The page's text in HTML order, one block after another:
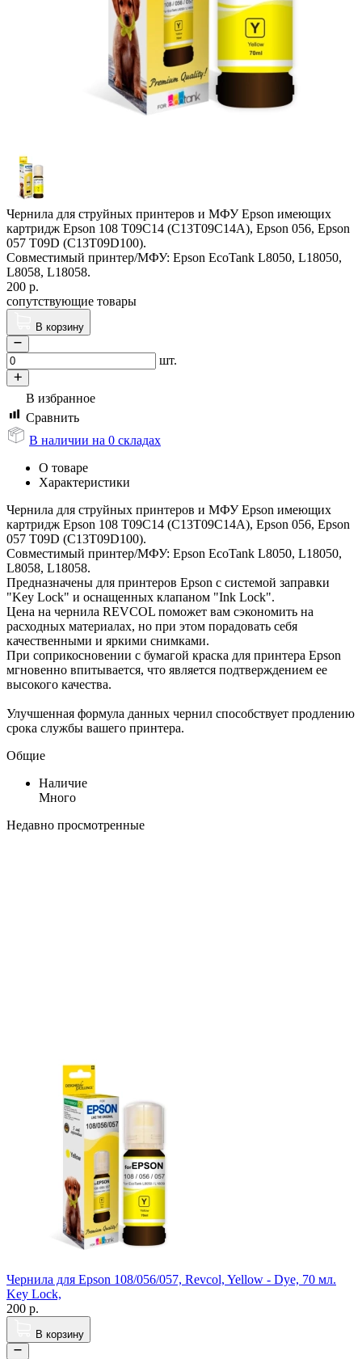
Чернила для струйных принтеров и МФУ Epson имеющих
картридж Epson 108 T09C14 (C13T09C14A), Epson 056, Epson
057 T09D (C13T09D100).
Совместимый принтер/МФУ: Epson EcoTank L8050, L18050,
L8058, L18058.
200 р.
сопутствующие товары
В корзину
шт.
В избранное
Сравнить
В наличии на 0 складах
О товаре
Характеристики
Чернила для струйных принтеров и МФУ Epson имеющих
картридж Epson 108 T09C14 (C13T09C14A), Epson 056, Epson
057 T09D (C13T09D100).
Совместимый принтер/МФУ: Epson EcoTank L8050, L18050,
L8058, L18058.
Предназначены для принтеров Epson c системой заправки
"Key Lock" и оснащенных клапаном "Ink Lock".
Цена на чернила REVCOL поможет вам сэкономить на
расходных материалах, но при этом порадовать себя
качественными и яркими снимками.
При соприкосновении с бумагой краска для принтера Epson
мгновенно впитывается, что является подтверждением ее
высокого качества.
Улучшенная формула данных чернил способствует продлению
срока службы вашего принтера.
Общие
Наличие
Много
Недавно просмотренные
Чернила для Epson 108/056/057, Revcol, Yellow - Dye, 70 мл.
Key Lock,
200 р.
В корзину